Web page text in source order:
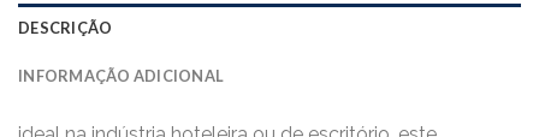
DESCRIÇÃO
INFORMAÇÃO ADICIONAL